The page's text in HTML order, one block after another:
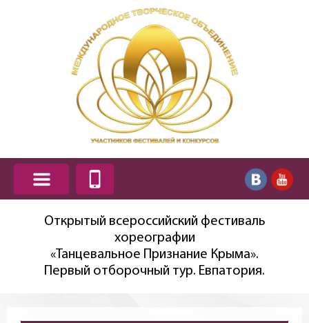
Открытый всероссийский фестиваль
хореографии
«Танцевальное Признание Крыма».
Первый отборочный тур. Евпатория.